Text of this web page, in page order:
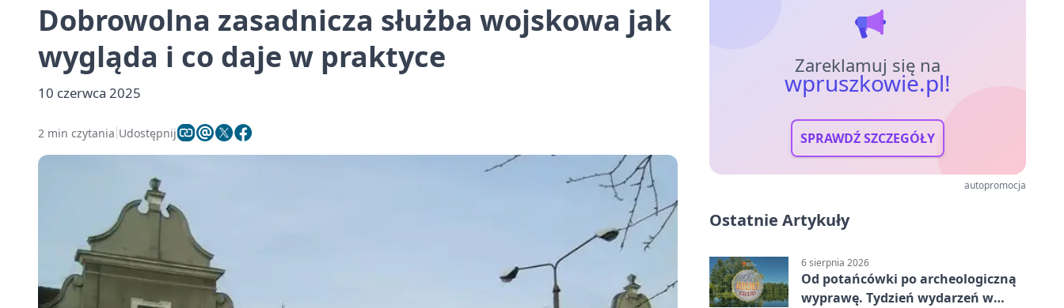
Dobrowolna zasadnicza służba wojskowa jak
wygląda i co daje w praktyce
10 czerwca 2025
2 min czytania Udostępnij
Zareklamuj się na
wpruszkowie.pl!
SPRAWDŹ SZCZEGÓŁY
autopromocja
Ostatnie Artykuły
6 sierpnia 2026
Od potańcówki po archeologiczną
wyprawę. Tydzień wydarzeń w